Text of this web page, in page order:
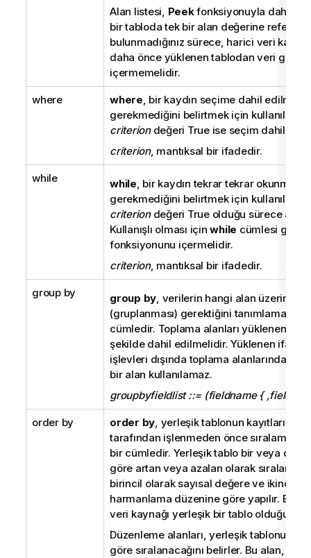
Alan listesi, Peekfonksiyonuyla daha
bir tabloda tek bir alan değerine
bulunmadığınız sürece, harici veri
daha önce yüklenen tablodan veri
içermemelidir.
where where, bir kaydın seçime dahil edilmesi
gerekmediğini belirtmek için kullanılan
criteriondeğeri Trueise seçim dahil
criterion, mantıksal bir ifadedir.
while while, bir kaydın tekrar tekrar okunması
gerekmediğini belirtmek için kullanılan
criteriondeğeri Trueolduğu sürece aynı
Kullanışlı olması içinwhile cümlesi
fonksiyonunu içermelidir.
criterion, mantıksal bir ifadedir.
group by group by, verilerin hangi alan üzerinde
(gruplanması) gerektiğini tanımlamak
cümledir. Toplama alanları yüklenen
şekilde dahil edilmelidir. Yüklenen
işlevleri dışında toplama alanlarından
bir alan kullanılamaz.
groupbyfieldlist ::= (fieldname {
order by order by, yerleşik tablonun kayıtlarını,
tarafından işlenmeden önce sıralamak
bir cümledir. Yerleşik tablo bir veya
göre artan veya azalan olarak
birincil olarak sayısal değere ve ikincil
harmanlama düzenine göre yapılır. Bu
veri kaynağı yerleşik bir tablo olduğunda
Düzenleme alanları, yerleşik tablonun
göre sıralanacağını belirler. Bu alan,